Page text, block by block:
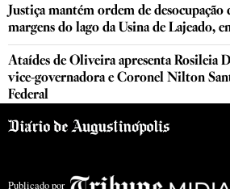
Justiça mantém ordem de desocupação
margens do lago da Usina de Lajeado,
Ataídes de Oliveira apresenta Rosileia
vice-governadora e Coronel Nilton
Federal
Publicado por